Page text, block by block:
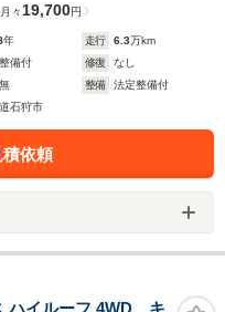
月々19,700円
年 走行 6.3万km
備付 修復
なし
整備
法定整備付
石狩市
依頼